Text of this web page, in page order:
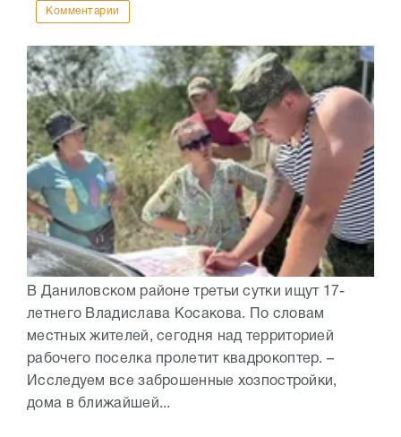
Комментарии
В Даниловском районе третьи сутки ищут 17-
летнего Владислава Косакова. По словам
местных жителей, сегодня над территорией
рабочего поселка пролетит квадрокоптер. –
Исследуем все заброшенные хозпостройки,
дома в ближайшей...